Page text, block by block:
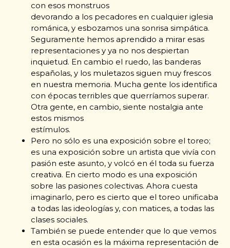
con esos monstruos
devorando a los pecadores en cualquier iglesia
románica, y esbozamos una sonrisa simpática.
Seguramente hemos aprendido a mirar esas
representaciones y ya no nos despiertan
inquietud. En cambio el ruedo, las banderas
españolas, y los muletazos siguen muy frescos
en nuestra memoria. Mucha gente los identifica
con épocas terribles que querríamos superar.
Otra gente, en cambio, siente nostalgia ante
estos mismos
estímulos.
Pero no sólo es una exposición sobre el toreo;
es una exposición sobre un artista que vivía con
pasión este asunto, y volcó en él toda su fuerza
creativa. En cierto modo es una exposición
sobre las pasiones colectivas. Ahora cuesta
imaginarlo, pero es cierto que el toreo unificaba
a todas las ideologías y, con matices, a todas las
clases sociales.
También se puede entender que lo que vemos
en esta ocasión es la máxima representación de